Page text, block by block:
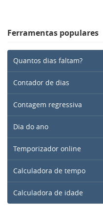
Ferramentas populares
Quantos dias faltam?
Contador de dias
Contagem regressiva
Dia do ano
Temporizador online
Calculadora de tempo
Calculadora de idade